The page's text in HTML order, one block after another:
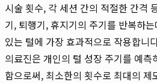
시술 횟수, 각 세션 간의 적절한 간격
기, 퇴행기, 휴지기의 주기를 반복하
있는 털에 가장 효과적으로 작용합니
의료진은 개인의 털 성장 주기를 예측
함으로써, 최소한의 횟수로 최대의